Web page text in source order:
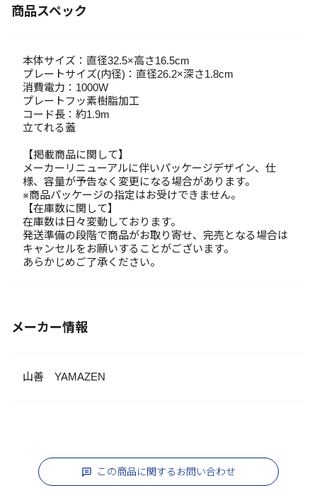
商品スペック
本体サイズ：直径32.5×高さ16.5cm
プレートサイズ(内径)：直径26.2×深さ1.8cm
消費電力：1000W
プレートフッ素樹脂加工
コード長：約1.9m
立てれる蓋
【掲載商品に関して】
メーカーリニューアルに伴いパッケージデザイン、仕
様、容量が予告なく変更になる場合があります。
※商品パッケージの指定はお受けできません。
【在庫数に関して】
在庫数は日々変動しております。
発送準備の段階で商品がお取り寄せ、完売となる場合は
キャンセルをお願いすることがございます。
あらかじめご了承ください。
メーカー情報
山善 YAMAZEN
この商品に関するお問い合わせ